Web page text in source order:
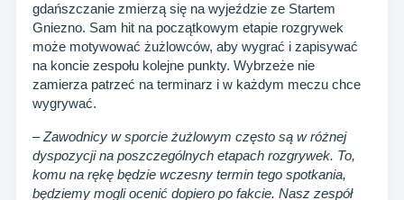
gdańszczanie zmierzą się na wyjeździe ze Startem
Gniezno. Sam hit na początkowym etapie rozgrywek
może motywować żużlowców, aby wygrać i zapisywać
na koncie zespołu kolejne punkty. Wybrzeże nie
zamierza patrzeć na terminarz i w każdym meczu chce
wygrywać.
– Zawodnicy w sporcie żużlowym często są w różnej
dyspozycji na poszczególnych etapach rozgrywek. To,
komu na rękę będzie wczesny termin tego spotkania,
będziemy mogli ocenić dopiero po fakcie. Nasz zespół